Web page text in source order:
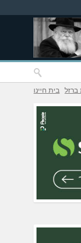
בית חיינו